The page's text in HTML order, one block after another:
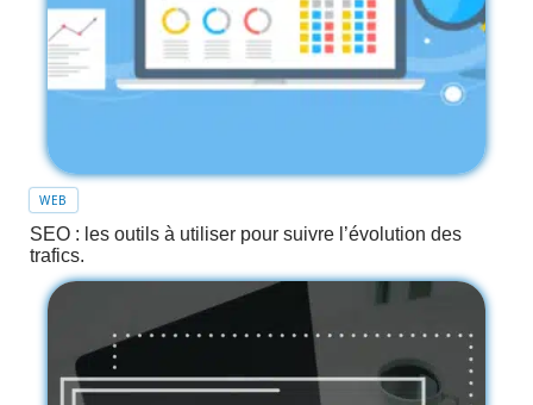
WEB
SEO : les outils à utiliser pour suivre l’évolution des
trafics.